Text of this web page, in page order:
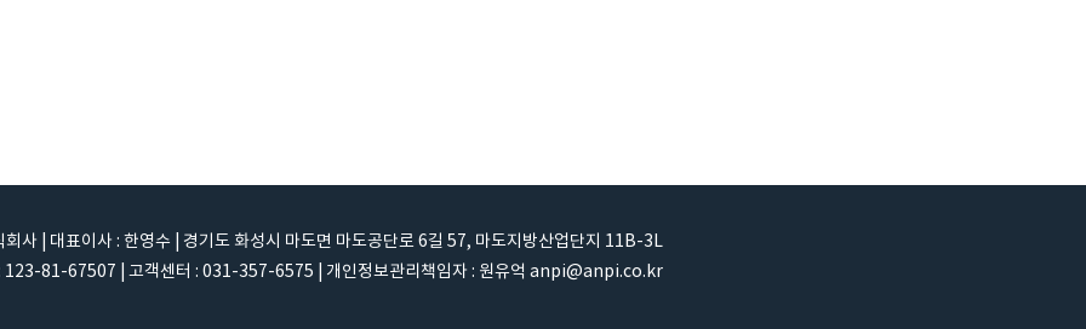
회사 | 대표이사 : 한영수 | 경기도 화성시 마도면 마도공단로 6길 57, 마도지방산업단지 11B-3L
123-81-67507 | 고객센터 : 031-357-6575 | 개인정보관리책임자 : 원유억 anpi@anpi.co.kr